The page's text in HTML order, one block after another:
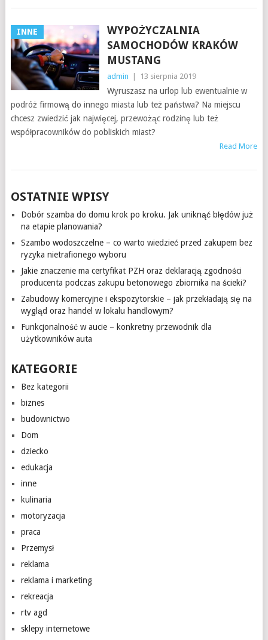
INNE
WYPOŻYCZALNIA
SAMOCHODÓW KRAKÓW
MUSTANG
admin 13 sierpnia 2019
Wyruszasz na urlop lub ewentualnie w
podróż firmową do innego miasta lub też państwa? Na miejscu
chcesz zwiedzić jak najwięcej, przewożąc rodzinę lub też
współpracowników do pobliskich miast?
Read More
OSTATNIE WPISY
Dobór szamba do domu krok po kroku. Jak uniknąć błędów już
na etapie planowania?
Szambo wodoszczelne – co warto wiedzieć przed zakupem bez
ryzyka nietrafionego wyboru
Jakie znaczenie ma certyfikat PZH oraz deklaracją zgodności
producenta podczas zakupu betonowego zbiornika na ścieki?
Zabudowy komercyjne i ekspozytorskie – jak przekładają się na
wygląd oraz handel w lokalu handlowym?
Funkcjonalność w aucie – konkretny przewodnik dla
użytkowników auta
KATEGORIE
Bez kategorii
biznes
budownictwo
Dom
dziecko
edukacja
inne
kulinaria
motoryzacja
praca
Przemysł
reklama
reklama i marketing
rekreacja
rtv agd
sklepy internetowe